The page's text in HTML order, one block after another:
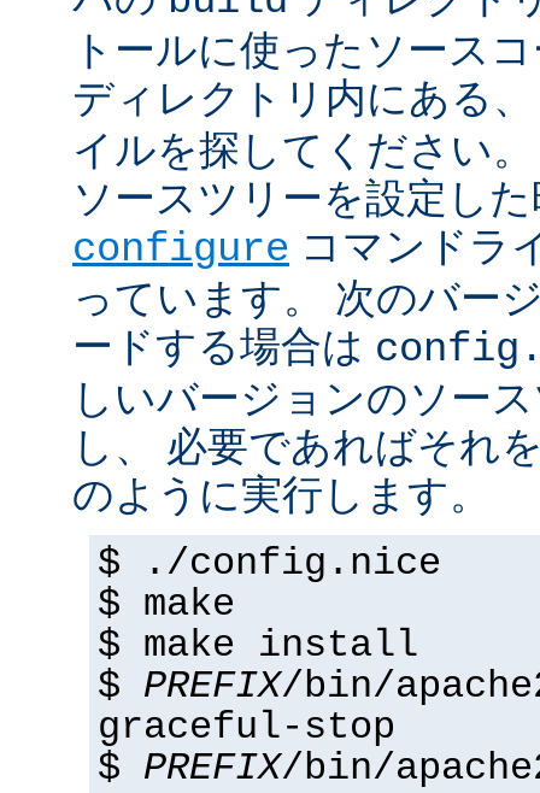
トールに使ったソース
ディレクトリ内にある
イルを探してください
ソースツリーを設定し
configure コマンドラ
っています。 次のバー
ードする場合は
しいバージョンのソー
し、 必要であればそれ
のように実行します。
$ ./config.nice
$ make
$ make install
$ PREFIX/bin/
graceful-stop
$ PREFIX/bin/